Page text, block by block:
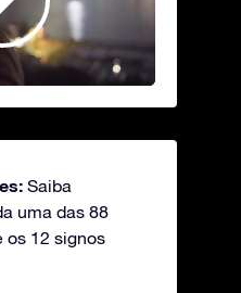
Saiba
uma das 88
os 12 signos